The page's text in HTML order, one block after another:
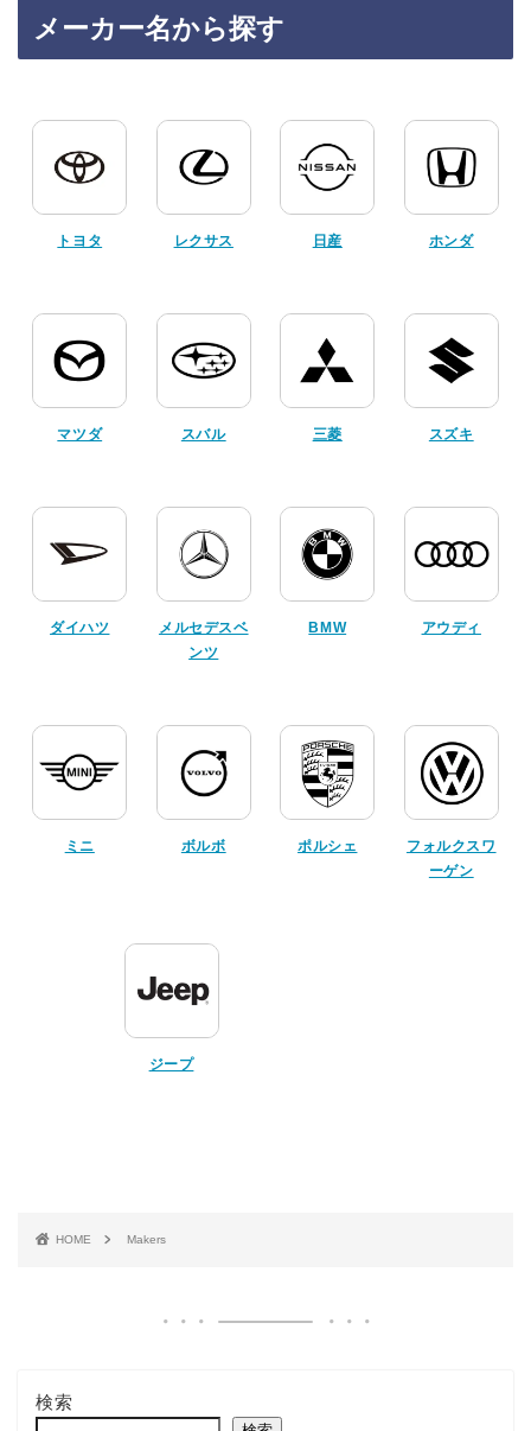
メーカー名から探す
トヨタ レクサス 日産 ホンダ
マツダ スバル 三菱 スズキ
ダイハツ
メルセデスベ
ンツ
BMW アウディ
ミニ ボルボ ポルシェ
フォルクスワ
ーゲン
ジープ
HOME Makers
検索